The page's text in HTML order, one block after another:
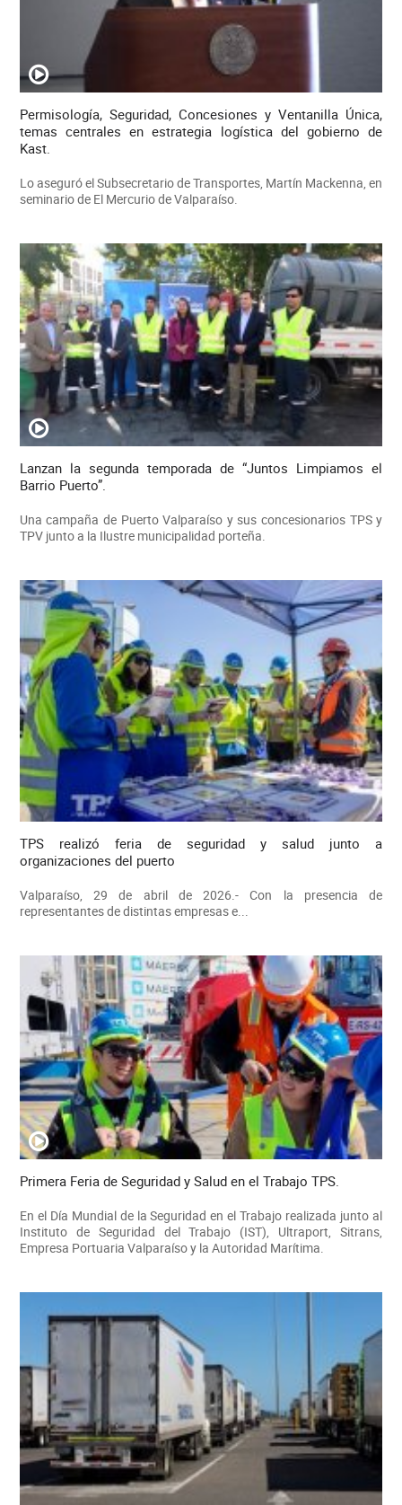
Permisología, Seguridad, Concesiones y Ventanilla Única,
temas centrales en estrategia logística del gobierno de
Kast.
Lo aseguró el Subsecretario de Transportes, Martín Mackenna, en
seminario de El Mercurio de Valparaíso.
Lanzan la segunda temporada de “Juntos Limpiamos el
Barrio Puerto”.
Una campaña de Puerto Valparaíso y sus concesionarios TPS y
TPV junto a la Ilustre municipalidad porteña.
TPS realizó feria de seguridad y salud junto a
organizaciones del puerto
Valparaíso, 29 de abril de 2026.- Con la presencia de
representantes de distintas empresas e...
Primera Feria de Seguridad y Salud en el Trabajo TPS.
En el Día Mundial de la Seguridad en el Trabajo realizada junto al
Instituto de Seguridad del Trabajo (IST), Ultraport, Sitrans,
Empresa Portuaria Valparaíso y la Autoridad Marítima.